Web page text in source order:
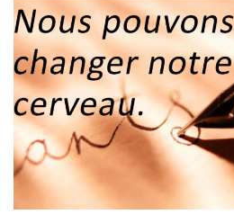
Emotion
Animaux
Famille
Santé